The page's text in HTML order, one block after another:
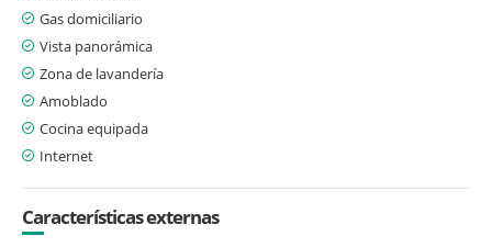
Gas domiciliario
Vista panorámica
Zona de lavandería
Amoblado
Cocina equipada
Internet
Características externas